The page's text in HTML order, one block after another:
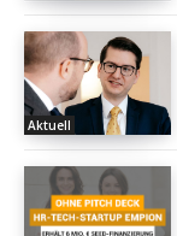
Aktuell